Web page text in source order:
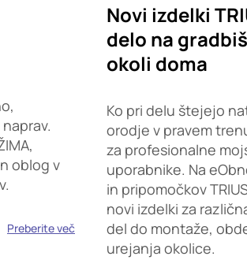
oblog v
Preberite več
Novi izdelki
delo na
okoli doma
Ko pri delu štejejo
orodje v pravem
za profesionalne
uporabnike. Na
in pripomočkov
novi izdelki za
del do montaže,
urejanja okolice.